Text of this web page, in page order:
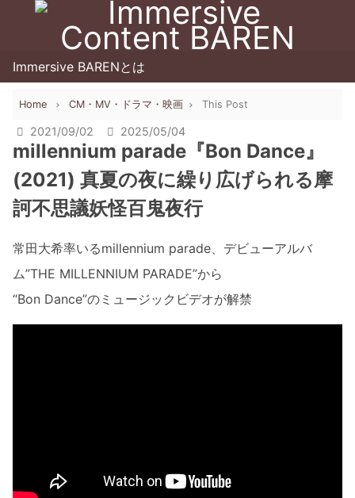
Immersive BARENとは
Home CM・MV・ドラマ・映画 This Post
2021/09/02 2025/05/04
millennium parade『Bon Dance』
(2021) 真夏の夜に繰り広げられる摩
訶不思議妖怪百鬼夜行
常田大希率いるmillennium parade、デビューアルバ
ム”THE MILLENNIUM PARADE”から
“Bon Dance”のミュージックビデオが解禁